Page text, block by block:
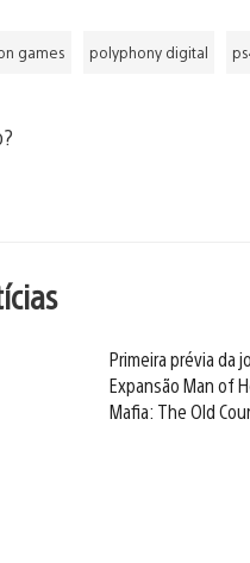
games polyphony digital
Primeira prévia da
Expansão Man of
Mafia: The Old